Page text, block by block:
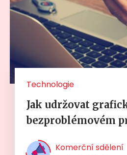
Technologie
Jak udržovat
bezproblémovém
Komerční sdělení